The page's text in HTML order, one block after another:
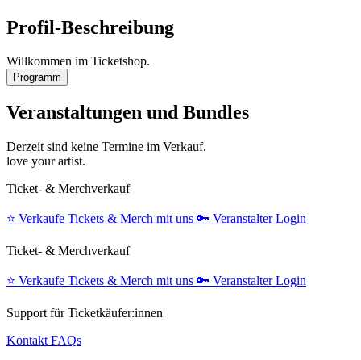
Profil-Beschreibung
Willkommen im Ticketshop.
Programm
Veranstaltungen und Bundles
Derzeit sind keine Termine im Verkauf.
love your artist.
Ticket- & Merchverkauf
⭐️ Verkaufe Tickets & Merch mit uns 🔑 Veranstalter Login
Ticket- & Merchverkauf
⭐️ Verkaufe Tickets & Merch mit uns 🔑 Veranstalter Login
Support für Ticketkäufer:innen
Kontakt FAQs